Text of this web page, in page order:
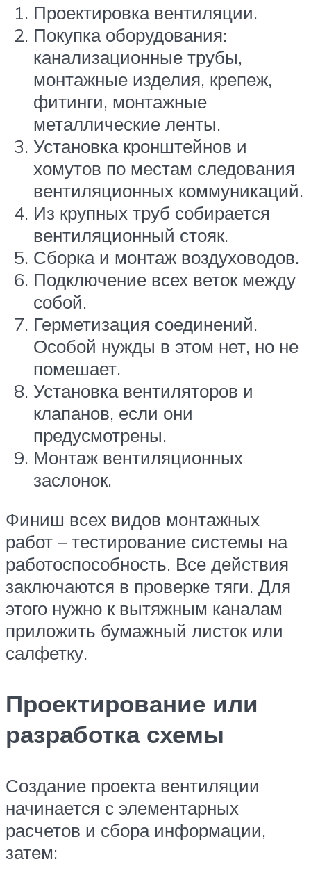
Проектировка вентиляции.
Покупка оборудования:
канализационные трубы,
монтажные изделия, крепеж,
фитинги, монтажные
металлические ленты.
Установка кронштейнов и
хомутов по местам следования
вентиляционных коммуникаций.
Из крупных труб собирается
вентиляционный стояк.
Сборка и монтаж воздуховодов.
Подключение всех веток между
собой.
Герметизация соединений.
Особой нужды в этом нет, но не
помешает.
Установка вентиляторов и
клапанов, если они
предусмотрены.
Монтаж вентиляционных
заслонок.
Финиш всех видов монтажных
работ – тестирование системы на
работоспособность. Все действия
заключаются в проверке тяги. Для
этого нужно к вытяжным каналам
приложить бумажный листок или
салфетку.
Проектирование или
разработка схемы
Создание проекта вентиляции
начинается с элементарных
расчетов и сбора информации,
затем: